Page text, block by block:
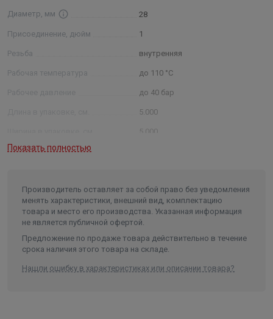
Диаметр, мм 28
Присоединение, дюйм 1
Резьба внутренняя
Рабочая температура до 110 °С
до 40 бар
5.000
5.000
Высота в упаковке, см.
Показать полностью
Производитель оставляет за собой право без уведомления
менять характеристики, внешний вид, комплектацию
товара и место его производства. Указанная информация
не является публичной офертой.
Предложение по продаже товара действительно в течение
срока наличия этого товара на складе.
Нашли ошибку в характеристиках или описании товара?